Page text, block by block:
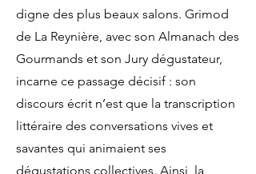
digne des plus beaux salons. Grimod
de La Reynière, avec son Almanach des
Gourmands et son Jury dégustateur,
incarne ce passage décisif : son
discours écrit n’est que la transcription
littéraire des conversations vives et
savantes qui animaient ses
dégustations collectives. Ainsi, la